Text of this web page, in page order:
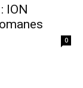
ION
0